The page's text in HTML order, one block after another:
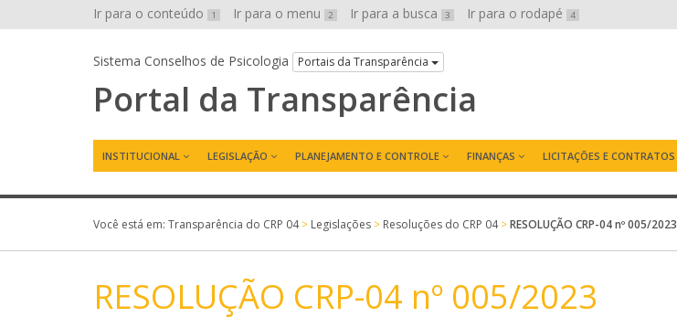
Ir para o conteúdo 1 Ir para o menu 2 Ir para a busca 3 Ir para o rodapé 4
Sistema Conselhos de Psicologia Portais da Transparência
Portal da Transparência
INSTITUCIONAL LEGISLAÇÃO PLANEJAMENTO E CONTROLE FINANÇAS LICITAÇÕES E CONTRATOS
Você está em: Transparência do CRP 04> Legislações > Resoluções do CRP 04>RESOLUÇÃO CRP-04 nº 005/2023
RESOLUÇÃO CRP-04 nº 005/2023